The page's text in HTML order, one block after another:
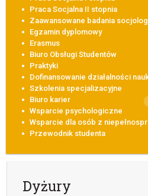
Praca Socjalna II stopnia
Zaawansowane badania
Egzamin dyplomowy
Erasmus
Biuro Obsługi Studentów
Praktyki
Dofinansowanie działalności
Szkolenia specjalizacyjne
Biuro karier
Wsparcie psychologiczne
Wsparcie dla osób z
Przewodnik studenta
Dyżury